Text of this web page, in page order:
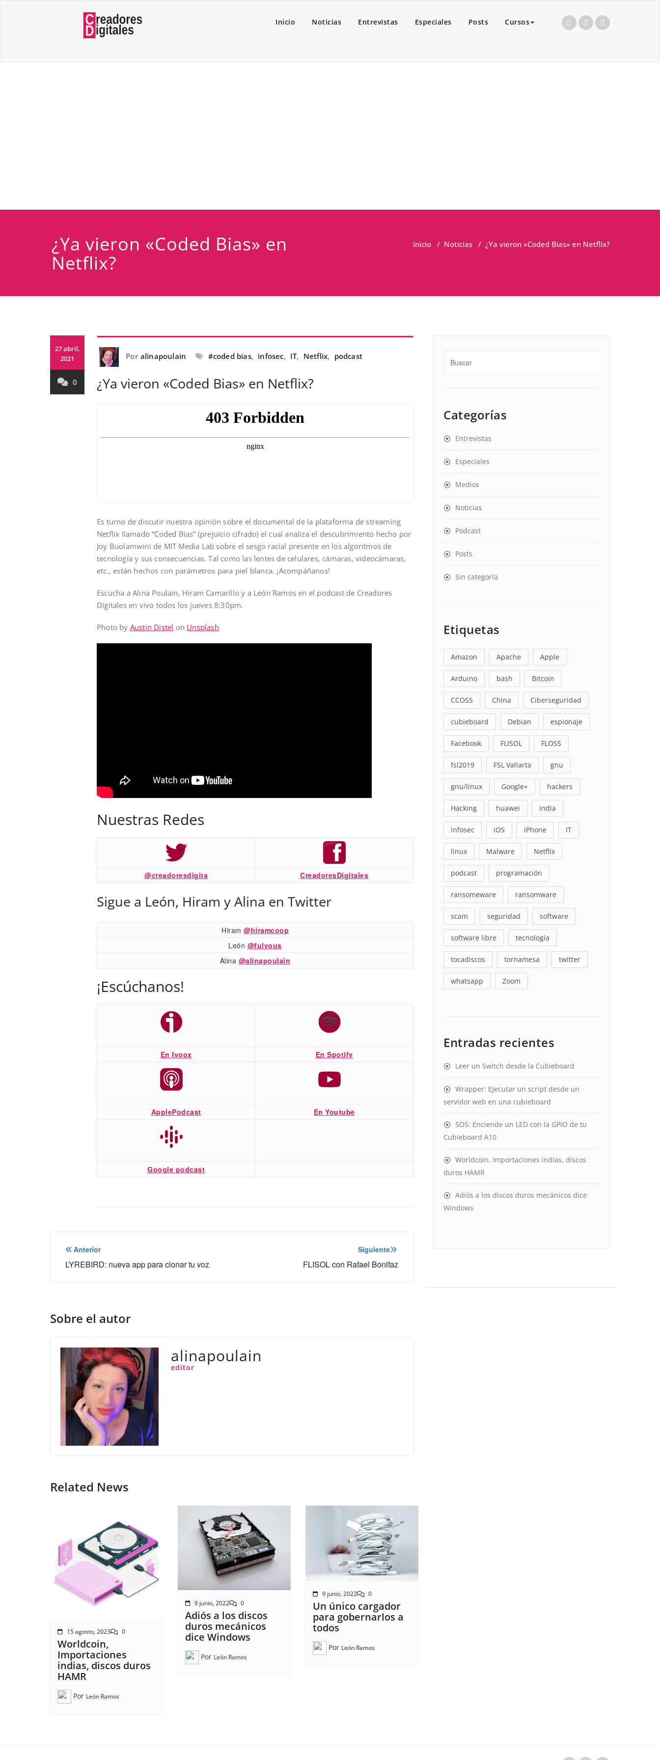
Inicio Noticias Entrevistas Especiales Posts Cursos
¿Ya vieron «Coded Bias» en
Netflix?
Inicio / Noticias / ¿Ya vieron «Coded Bias» en Netflix?
27 abril,
2021
0
Por alinapoulain #coded bias, infosec, IT, Netflix, podcast
¿Ya vieron «Coded Bias» en Netflix?
Es turno de discutir nuestra opinión sobre el documental de la plataforma de streaming
Netflix llamado “Coded Bias” (prejuicio cifrado) el cual analiza el descubrimiento hecho por
Joy Buolamwini de MIT Media Lab sobre el sesgo racial presente en los algoritmos de
tecnología y sus consecuencias. Tal como las lentes de celulares, cámaras, videocámaras,
etc., están hechos con parámetros para piel blanca. ¡Acompáñanos!
Escucha a Alina Poulain, Hiram Camarillo y a León Ramos en el podcast de Creadores
Digitales en vivo todos los jueves 8:30pm.
Photo by Austin Distel on Unsplash
Nuestras Redes
@creadoresdigita CreadoresDigitales
Sigue a León, Hiram y Alina en Twitter
Hiram @hiramcoop
León @fulvous
Alina @alinapoulain
¡Escúchanos!
En Ivoox En Spotify
ApplePodcast En Youtube
Google podcast
Navegación
de
Anterior
LYREBIRD: nueva app para clonar tu voz
Siguiente
FLISOL con Rafael Bonifaz
Sobre el autor
alinapoulain
editor
Related News
15 agosto, 2023 0
Worldcoin,
Importaciones
indias, discos duros
HAMR
Por León Ramos
9 junio, 2022 0
Adiós a los discos
duros mecánicos
dice Windows
Por León Ramos
9 junio, 2022 0
Un único cargador
para gobernarlos a
todos
Por León Ramos
Categorías
Entrevistas
Especiales
Medios
Noticias
Podcast
Posts
Sin categoría
Etiquetas
Amazon Apache Apple
Arduino bash Bitcoin
CCOSS China Ciberseguridad
cubieboard Debian espionaje
Facebook FLISOL FLOSS
fsl2019 FSL Vallarta gnu
gnu/linux Google+ hackers
Hacking huawei india
infosec iOS iPhone IT
linux Malware Netflix
podcast programación
ransomeware ransomware
scam seguridad software
software libre tecnología
tocadiscos tornamesa twitter
whatsapp Zoom
Entradas recientes
Leer un Switch desde la Cubieboard
Wrapper: Ejecutar un script desde un
servidor web en una cubieboard
SOS: Enciende un LED con la GPIO de tu
Cubieboard A10
Worldcoin, Importaciones indias, discos
duros HAMR
Adiós a los discos duros mecánicos dice
Windows